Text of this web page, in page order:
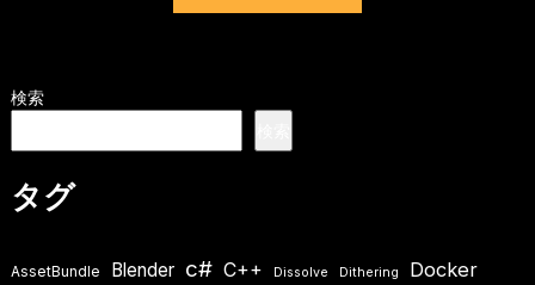
検索
タグ
AssetBundle Blender c# C++ Dissolve Dithering Docker